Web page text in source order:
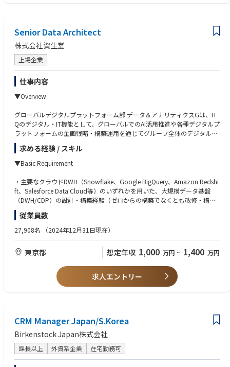
・KPI達成に向けた業務プロセス改善、標準化、オペレーション設計
●Directorとしての期待役割
・TSM領域全体の戦略設計および実行責任
・複数チーム・複数機能を横断した組織マネジメントおよび意思決定
・経営層・HQ・グローバルステークホルダーとの連携、経営レベルの
意思決定への関与
み・組織能力の高度化を統括
（参考）
●Manager相当
・チームリードまたはプロジェクト責任者として、担当領域の施策を推
進したご経験
・複数ステークホルダーと連携し、業務改善・標準化・プロセス設計を
リードしたご経験
●Director相当
・組織マネジメントまたは複数チームを横断した統括経験
与経験
・グローバル環境における組織横断プロジェクトのリード経験
Senior Data Architect
株式会社資生堂
上場企業
仕事内容
▼Overview
グローバルデジタルプラットフォーム部 データ＆アナリティクスGは、H
Qのデジタル・IT機能として、グローバルでのAI活用推進や各種デジタルプ
ラットフォームの企画戦略・構築運用を通じてグループ全体のデジタル変
革を牽引しています。主にブランド事業部門や各リージョンのデジタルマ
ーケティング関係者と連携し、グローバル顧客データ基盤・分析基盤の構
築・運用を推進しています。
本ポジションのミッションは、将来的なAI活用を見据えた次世代グローバ
ル顧客データ基盤（CDP）の刷新・ゼロベースでの再設計を主導すること
です。ビジネスニーズとコスト最適化を鑑み、マーケティング施策・ビジ
ネス成長に直結する仕組みを描き、構築から安定運用まで一貫して推進し
▼Role and Responsibilities
グローバルCDP・顧客データモデルの刷新および設計
・ビジネスニーズおよびコスト最適化を踏まえた、スケール可能かつコス
・店舗・EC・卸などのデータを統合する共通顧客データモデルの設計
・既存ベンダー（外部パートナー）依存からの脱却に向けた、自社主導の
データ連携・パイプライン設計
マーケティング・ビジネス活用推進
・マーケティング部門や各リージョンのステークホルダーと連携し、ビジ
ネス側が求めるデータを即座かつ効果的に活用できるデータ基盤の構築
求める経験 / スキル
▼Basic Requirement
・主要なクラウドDWH（Snowflake、Google BigQuery、Amazon Redshi
ft、Salesforce Data Cloud等）のいずれかを用いた、大規模データ基盤
（DWH/CDP）の設計・構築経験（ゼロからの構築でなくとも改修・構築
経験をお持ちの方も歓迎）
・CDP（顧客データ基盤）の構築、またはCRMデータの統合設計経験
・ビジネスニーズや課題（コスト最適化、データ活用目的等）を理解し、
ニケーション力
▼Preferred Requirement
・小売・消費財（CPG/リテール）業界におけるデータモデル（店舗・E
・リバースETLツールを用いたDWHからMA/CRMへのデータ同期パイプラ
インの設計・運用経験
・ビジネスレベルの英語スキル（海外チームや各リージョンメンバーと英
語で議論ができるレベル）
従業員数
27,908名 （2024年12月31日現在）
東京都 想定年収 1,000 万円 ~ 1,400 万円
求人エントリー
CRM Manager Japan/S.Korea
Birkenstock Japan株式会社
課長以上 外資系企業 在宅勤務可